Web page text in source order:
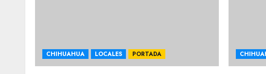
CHIHUAHUA LOCALES PORTADA